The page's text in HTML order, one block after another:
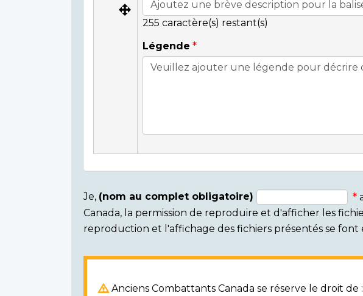
255 caractère(s) restant(s)
Légende
Consent
section
Je, (nom au complet obligatoire)
Canada, la permission de reproduire et d'afficher les
reproduction et l'affichage des fichiers présentés se
Anciens Combattants Canada se réserve le droit de :